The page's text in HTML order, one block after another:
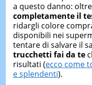
a questo danno:
completamente il
ridargli colore
disponibili nei
tentare di salvare il
trucchetti fai da te
risultati (ecco come
e splendenti).